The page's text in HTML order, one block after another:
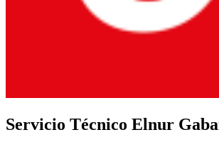
Servicio Técnico Elnur